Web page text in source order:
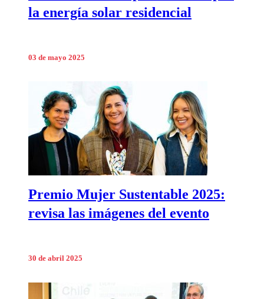
la energía solar residencial
03 de mayo 2025
Premio Mujer Sustentable 2025:
revisa las imágenes del evento
30 de abril 2025